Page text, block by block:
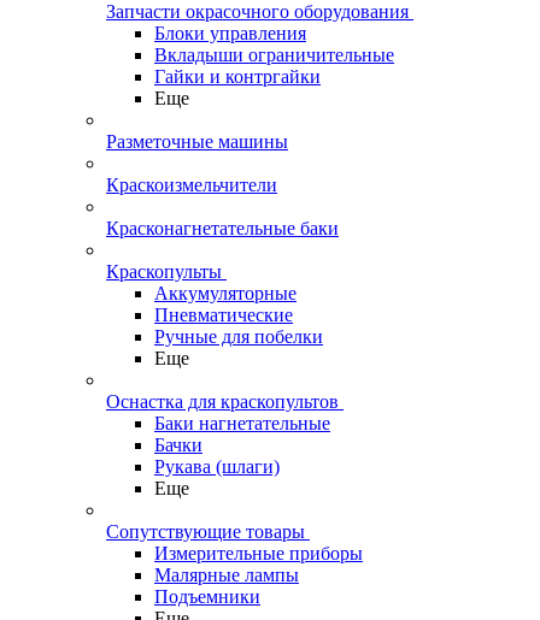
Запчасти окрасочного оборудования
Блоки управления
Вкладыши ограничительные
Гайки и контргайки
Еще
Разметочные машины
Краскоизмельчители
Красконагнетательные баки
Краскопульты
Аккумуляторные
Пневматические
Ручные для побелки
Еще
Оснастка для краскопультов
Баки нагнетательные
Бачки
Рукава (шлаги)
Еще
Сопутствующие товары
Измерительные приборы
Малярные лампы
Подъемники